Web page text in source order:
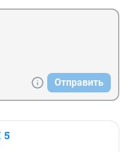
Отправить
5